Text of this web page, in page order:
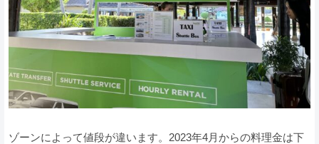
ゾーンによって値段が違います。2023年4月からの料理金は下